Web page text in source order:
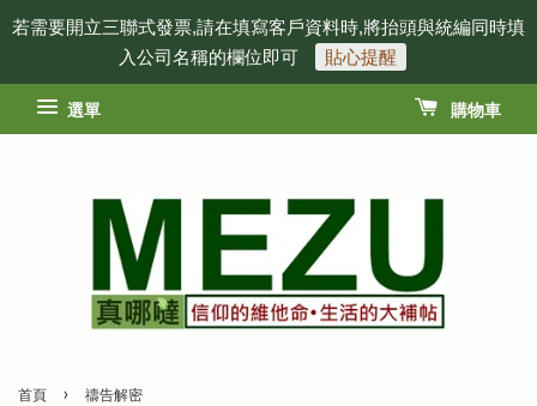
若需要開立三聯式發票,請在填寫客戶資料時,將抬頭與統編同時填
入公司名稱的欄位即可
貼心提醒
選單 購物車
首頁 › 禱告解密